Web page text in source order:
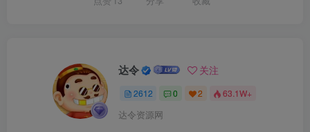
达令 关注
2612 0 2 63.1W+
达令资源网